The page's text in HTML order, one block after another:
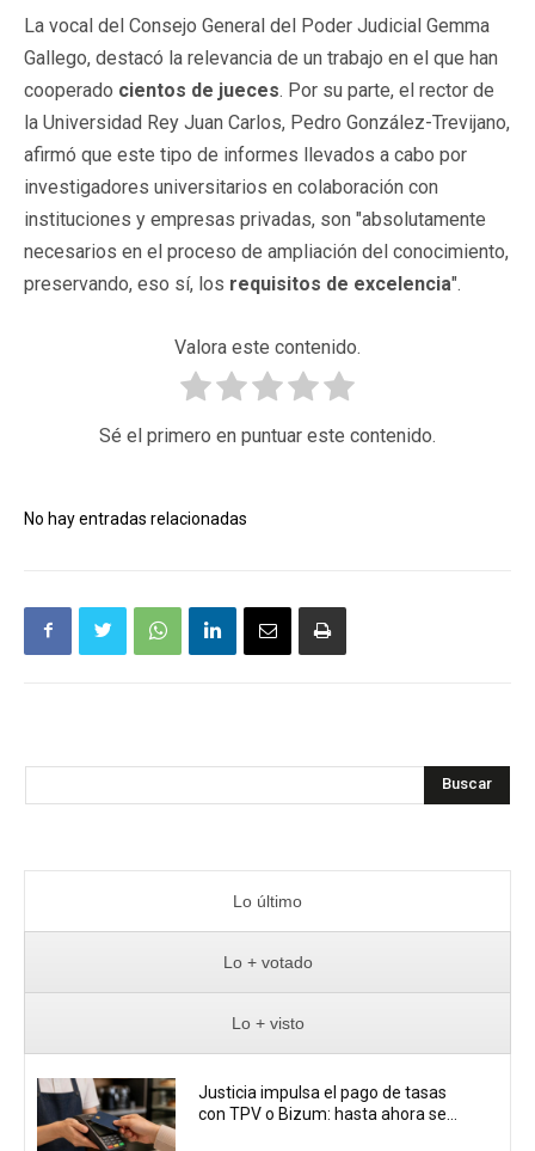
La vocal del Consejo General del Poder Judicial Gemma
Gallego, destacó la relevancia de un trabajo en el que han
cooperado cientos de jueces. Por su parte, el rector de
la Universidad Rey Juan Carlos, Pedro González-Trevijano,
afirmó que este tipo de informes llevados a cabo por
investigadores universitarios en colaboración con
instituciones y empresas privadas, son "absolutamente
necesarios en el proceso de ampliación del conocimiento,
preservando, eso sí, los requisitos de excelencia".
Valora este contenido.
Sé el primero en puntuar este contenido.
No hay entradas relacionadas
Buscar
Lo último
Lo + votado
Lo + visto
Justicia impulsa el pago de tasas
con TPV o Bizum: hasta ahora se...